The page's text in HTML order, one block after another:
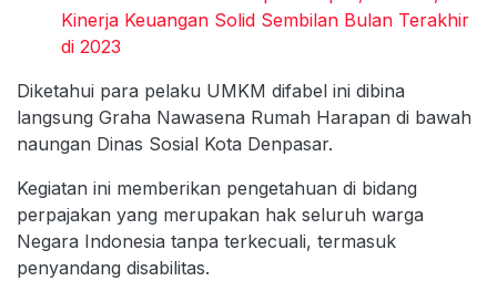
Kinerja Keuangan Solid Sembilan Bulan Terakhir
di 2023
Diketahui para pelaku UMKM difabel ini dibina
langsung Graha Nawasena Rumah Harapan di bawah
naungan Dinas Sosial Kota Denpasar.
Kegiatan ini memberikan pengetahuan di bidang
perpajakan yang merupakan hak seluruh warga
Negara Indonesia tanpa terkecuali, termasuk
penyandang disabilitas.